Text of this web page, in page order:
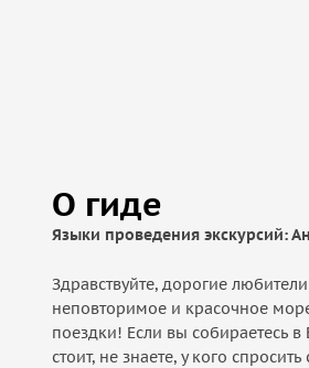
О гиде
Языки проведения экскурсий:
Здравствуйте, дорогие
неповторимое и красочное
поездки! Если вы собираетесь в
стоит, не знаете, у кого